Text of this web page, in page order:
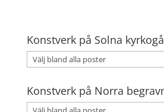
Konstverk på Solna
Konstverk på Norra